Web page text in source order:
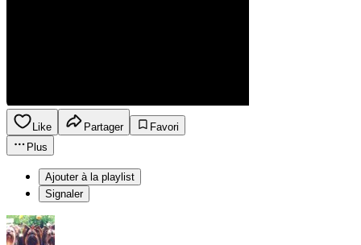
Like Partager
Favori
Plus
Ajouter à la playlist
Signaler